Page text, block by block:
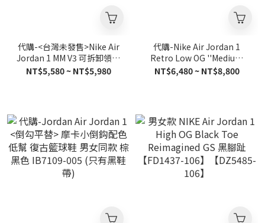
代購-<台灣未發售>Nike Air
Jordan 1 MM V3 可拆卸領帶
鞋領配飾 黑色 IR7554-001
NT$5,580 ~ NT$5,980
代購-Nike Air Jordan 1
Retro Low OG ''Medium
Olive'' 小倒鈎配色 復古籃球
NT$6,480 ~ NT$8,800